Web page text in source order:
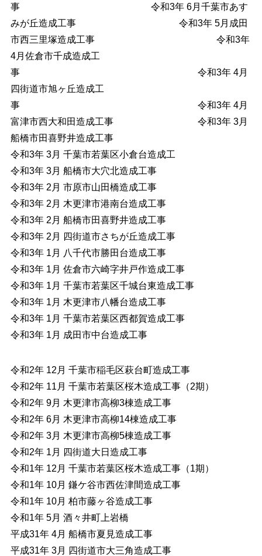
事 令和3年 6月千葉市あす
みが丘造成工事 令和3年 5月成田
市西三里塚造成工事 令和3年
4月佐倉市千成造成工
事 令和3年 4月
四街道市旭ヶ丘造成工
事 令和3年 4月
富津市西大和田造成工事 令和3年 3月
船橋市田喜野井造成工事
令和3年 3月 千葉市若葉区小倉台造成工
令和3年 3月 船橋市大穴北造成工事
令和3年 2月 市原市山田橋造成工事
令和3年 2月 木更津市港南台造成工事
令和3年 2月 船橋市田喜野井造成工事
令和3年 2月 四街道市さちが丘造成工事
令和3年 1月 八千代市勝田台造成工事
令和3年 1月 佐倉市六崎字井戸作造成工事
令和3年 1月 千葉市若葉区千城台東造成工事
令和3年 1月 木更津市八幡台造成工事
令和3年 1月 千葉市若葉区西都賀造成工事
令和3年 1月 成田市中台造成工事
令和2年 12月 千葉市稲毛区萩台町造成工事
令和2年 11月 千葉市若葉区桜木造成工事（2期）
令和2年 9月 木更津市高柳3棟造成工事
令和2年 6月 木更津市高柳14棟造成工事
令和2年 3月 木更津市高柳5棟造成工事
令和2年 1月 四街道大日造成工事
令和1年 12月 千葉市若葉区桜木造成工事（1期）
令和1年 10月 鎌ケ谷市西佐津間造成工事
令和1年 10月 柏市藤ヶ谷造成工事
令和1年 5月 酒々井町上岩橋
平成31年 4月 船橋市夏見造成工事
平成31年 3月 四街道市大三角造成工事